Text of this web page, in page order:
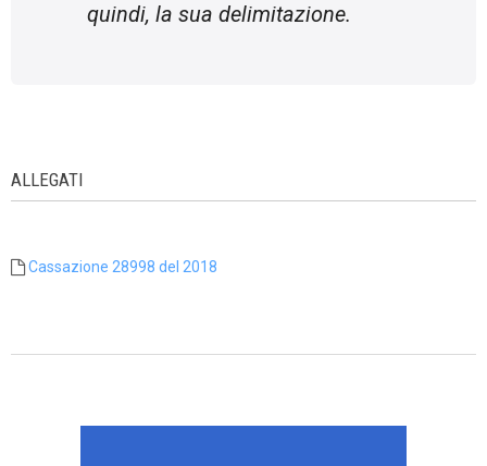
quindi, la sua delimitazione.
ALLEGATI
Cassazione 28998 del 2018